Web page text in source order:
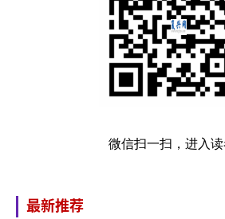
微信扫一扫，进入
最新推荐